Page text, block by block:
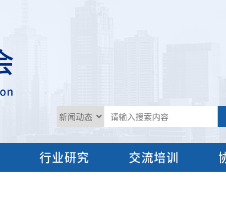
行业研究 交流培训